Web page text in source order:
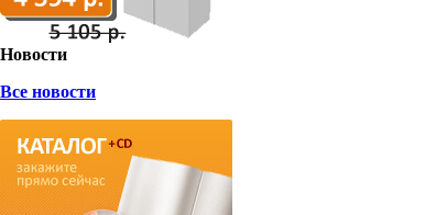
Новости
Все новости